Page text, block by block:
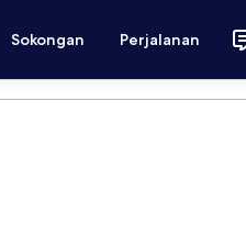
Sokongan Perjalanan